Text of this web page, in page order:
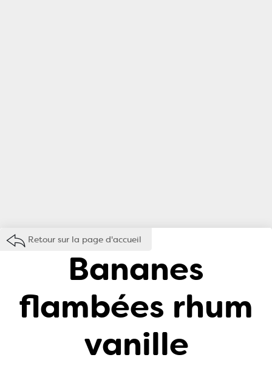
Retour sur la page d'accueil
Bananes
flambées rhum
vanille